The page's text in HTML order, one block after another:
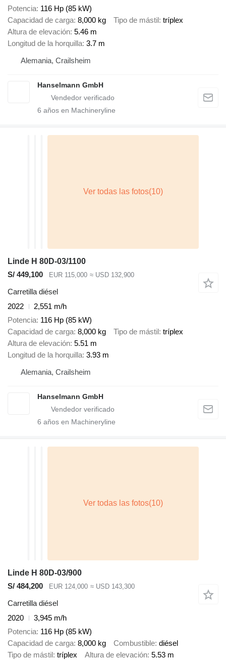
Potencia 116 Hp (85 kW)
Capacidad de carga 8,000 kg Tipo de mástil tríplex
Altura de elevación 5.46 m
Longitud de la horquilla 3.7 m
Alemania, Crailsheim
Hanselmann GmbH
6 años en Machineryline
Linde H 80D-03/1100
S/ 449,100
EUR 115,000 ≈ USD 132,900
Carretilla diésel
2022
2,551 m/h
Potencia 116 Hp (85 kW)
Capacidad de carga 8,000 kg Tipo de mástil tríplex
Altura de elevación 5.51 m
Longitud de la horquilla 3.93 m
Alemania, Crailsheim
Hanselmann GmbH
6 años en Machineryline
Linde H 80D-03/900
S/ 484,200
EUR 124,000 ≈ USD 143,300
Carretilla diésel
2020
3,945 m/h
Potencia 116 Hp (85 kW)
Capacidad de carga 8,000 kg Combustible diésel
Tipo de mástil tríplex Altura de elevación 5.53 m